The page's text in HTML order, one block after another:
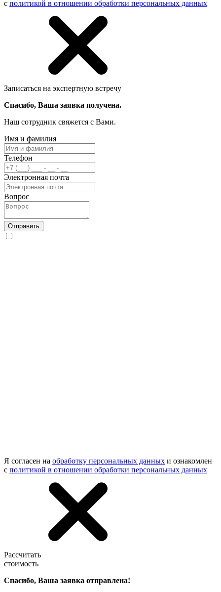
с политикой в отношении обработки персональных данных
Записаться на экспертную встречу
Спасибо, Ваша заявка получена.
Наш сотрудник свяжется с Вами.
Имя и фамилия
Телефон
Электронная почта
Вопрос
Отправить
Я согласен на обработку персональных данных и ознакомлен
с политикой в отношении обработки персональных данных
Рассчитать
стоимость
Спасибо, Ваша заявка отправлена!